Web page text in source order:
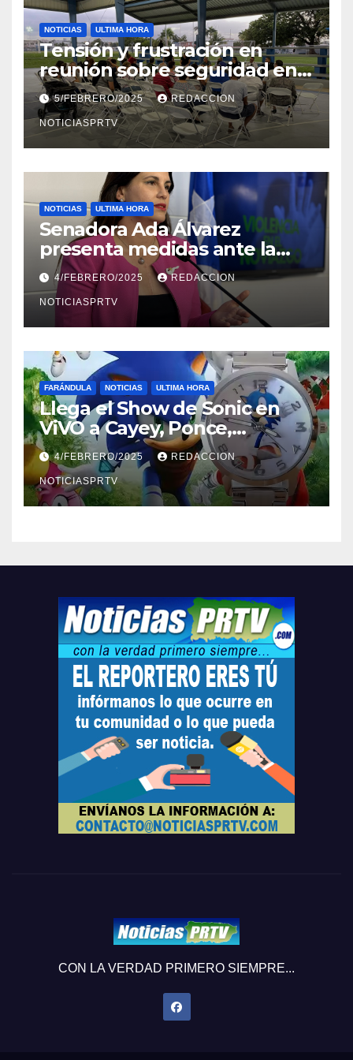
NOTICIAS ULTIMA HORA
Tensión y frustración en
reunión sobre seguridad en
Reparto Metropolitano
5/FEBRERO/2025 REDACCION
NOTICIASPRTV
NOTICIAS ULTIMA HORA
Senadora Ada Álvarez
presenta medidas ante la
violencia en el noviazgo
4/FEBRERO/2025 REDACCION
NOTICIASPRTV
FARÁNDULA NOTICIAS ULTIMA HORA
Llega el Show de Sonic en
ViVO a Cayey, Ponce,
Barceloneta y Humacao,
Relojes gratis para el que
compre ahora….
4/FEBRERO/2025 REDACCION
NOTICIASPRTV
CON LA VERDAD PRIMERO SIEMPRE...